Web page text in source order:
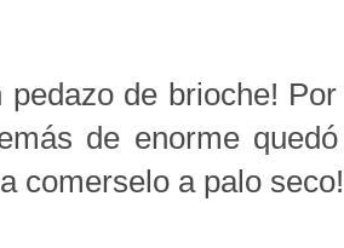
pedazo de brioche!
de enorme
comerselo a palo seco!